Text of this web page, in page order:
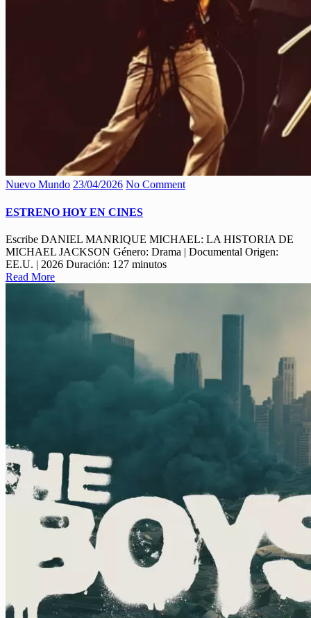
Nuevo Mundo 23/04/2026 No Comment
ESTRENO HOY EN CINES
Escribe DANIEL MANRIQUE MICHAEL: LA HISTORIA DE
MICHAEL JACKSON Género: Drama | Documental Origen:
EE.U. | 2026 Duración: 127 minutos
Read More